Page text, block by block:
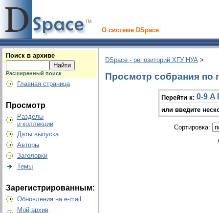
О системе DSpace
Поиск в архиве
Расширенный поиск
Главная страница
Просмотр
Разделы
и коллекции
Даты выпуска
Авторы
Заголовки
Темы
Зарегистрированным:
Обновления на e-mail
Мой архив
DSpace - репозиторий ХГУ НУА >
Просмотр собрания по
Перейти к: 0-9 A
или введите
Сортировка: